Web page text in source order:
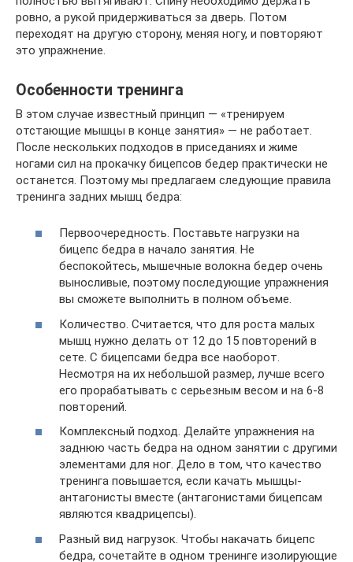
ровно, а рукой придерживаться за дверь. Потом
переходят на другую сторону, меняя ногу, и повторяют
это упражнение.
Особенности тренинга
В этом случае известный принцип — «тренируем
отстающие мышцы в конце занятия» — не работает.
После нескольких подходов в приседаниях и жиме
ногами сил на прокачку бицепсов бедер практически не
останется. Поэтому мы предлагаем следующие правила
тренинга задних мышц бедра:
Первоочередность. Поставьте нагрузки на
бицепс бедра в начало занятия. Не
беспокойтесь, мышечные волокна бедер очень
выносливые, поэтому последующие упражнения
вы сможете выполнить в полном объеме.
Количество. Считается, что для роста малых
мышц нужно делать от 12 до 15 повторений в
сете. С бицепсами бедра все наоборот.
Несмотря на их небольшой размер, лучше всего
его прорабатывать с серьезным весом и на 6-8
повторений.
Комплексный подход. Делайте упражнения на
заднюю часть бедра на одном занятии с другими
элементами для ног. Дело в том, что качество
тренинга повышается, если качать мышцы-
антагонисты вместе (антагонистами бицепсам
являются квадрицепсы).
Разный вид нагрузок. Чтобы накачать бицепс
бедра, сочетайте в одном тренинге изолирующие